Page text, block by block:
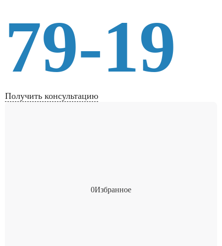
79-19
Получить консультацию
0Избранное